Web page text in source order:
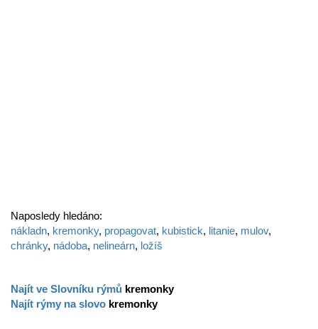
Naposledy hledáno:
nákladn, kremonky, propagovat, kubistick, litanie, mulov,
chránky, nádoba, nelineárn, ložíš
Najít ve Slovníku rýmů kremonky
Najít rýmy na slovo kremonky